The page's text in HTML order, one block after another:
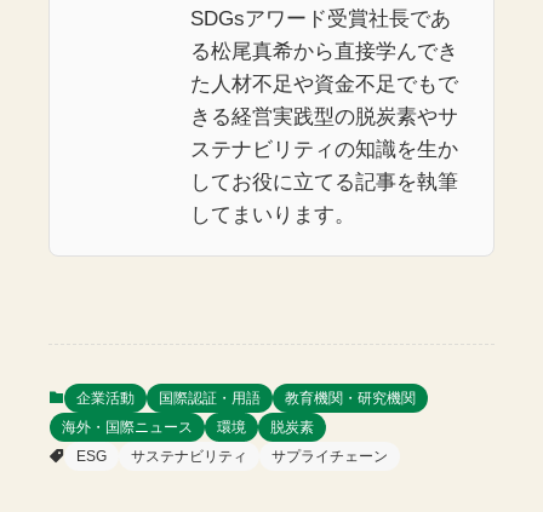
SDGsアワード受賞社長であ
る松尾真希から直接学んでき
た人材不足や資金不足でもで
きる経営実践型の脱炭素やサ
ステナビリティの知識を生か
してお役に立てる記事を執筆
してまいります。
企業活動 国際認証・用語
教育機関・研究機関
海外・国際ニュース
環境
脱炭素
ESG
サステナビリティ サプライチェーン